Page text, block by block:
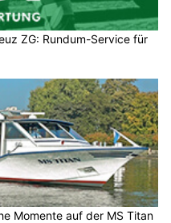
ZG: Rundum-Service für
Momente auf der MS Titan